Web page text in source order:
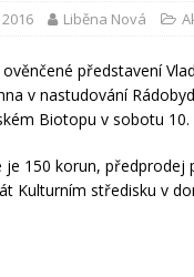
2016 Liběna Nová
představení
v nastudování
Biotopu v sobotu 10.
je 150 korun, předprodej
Kulturním středisku v